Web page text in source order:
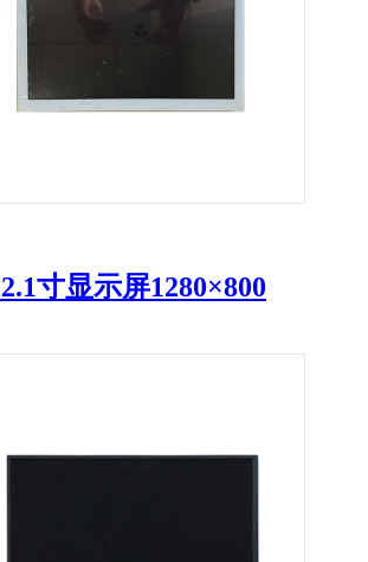
寸显示屏1280×800